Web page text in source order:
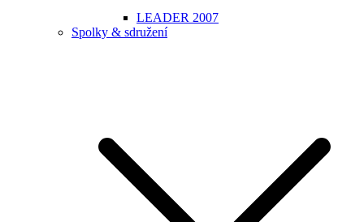
LEADER 2007
Spolky & sdružení